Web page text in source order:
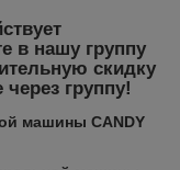
в нашу группу
скидку
группу!
машины CANDY